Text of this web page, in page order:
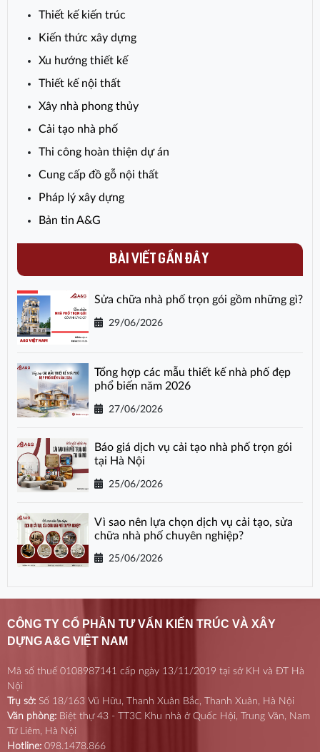
Thiết kế kiến trúc
Kiến thức xây dựng
Xu hướng thiết kế
Thiết kế nội thất
Xây nhà phong thủy
Cải tạo nhà phố
Thi công hoàn thiện dự án
Cung cấp đồ gỗ nội thất
Pháp lý xây dựng
Bản tin A&G
BÀI VIẾT GẦN ĐÂY
Sửa chữa nhà phố trọn gói gồm những gì?
29/06/2026
Tổng hợp các mẫu thiết kế nhà phố đẹp
phổ biến năm 2026
27/06/2026
Báo giá dịch vụ cải tạo nhà phố trọn gói
tại Hà Nội
25/06/2026
Vì sao nên lựa chọn dịch vụ cải tạo, sửa
chữa nhà phố chuyên nghiệp?
25/06/2026
CÔNG TY CỔ PHẦN TƯ VẤN KIẾN TRÚC VÀ XÂY
DỰNG A&G VIỆT NAM
Mã số thuế 0108987141 cấp ngày 13/11/2019 tại sở KH và ĐT Hà
Nội
Trụ sở: Số 18/163 Vũ Hữu, Thanh Xuân Bắc, Thanh Xuân, Hà Nội
Văn phòng: Biệt thự 43 - TT3C Khu nhà ở Quốc Hội, Trung Văn, Nam
Từ Liêm, Hà Nội
Hotline: 098.1478.866